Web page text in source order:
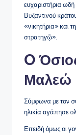
ευχαριστήρια
Βυζαντινού
«νικητήρια» και
στρατηγῷ».
O
Μαλεώ
Σύμφωνα με τον
ηλικία αγάπησε
Επειδή όμως οι